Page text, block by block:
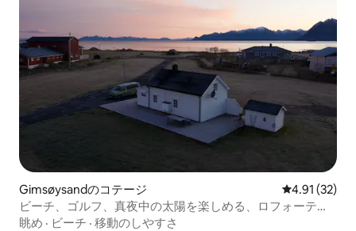
Gimsøysandのコテージ レビュー32
4.91 (32)
ビーチ、ゴルフ、真夜中の太陽を楽しめる、ロフォーテン
島のNarnia lodge
眺め · ビーチ · 移動のしやすさ